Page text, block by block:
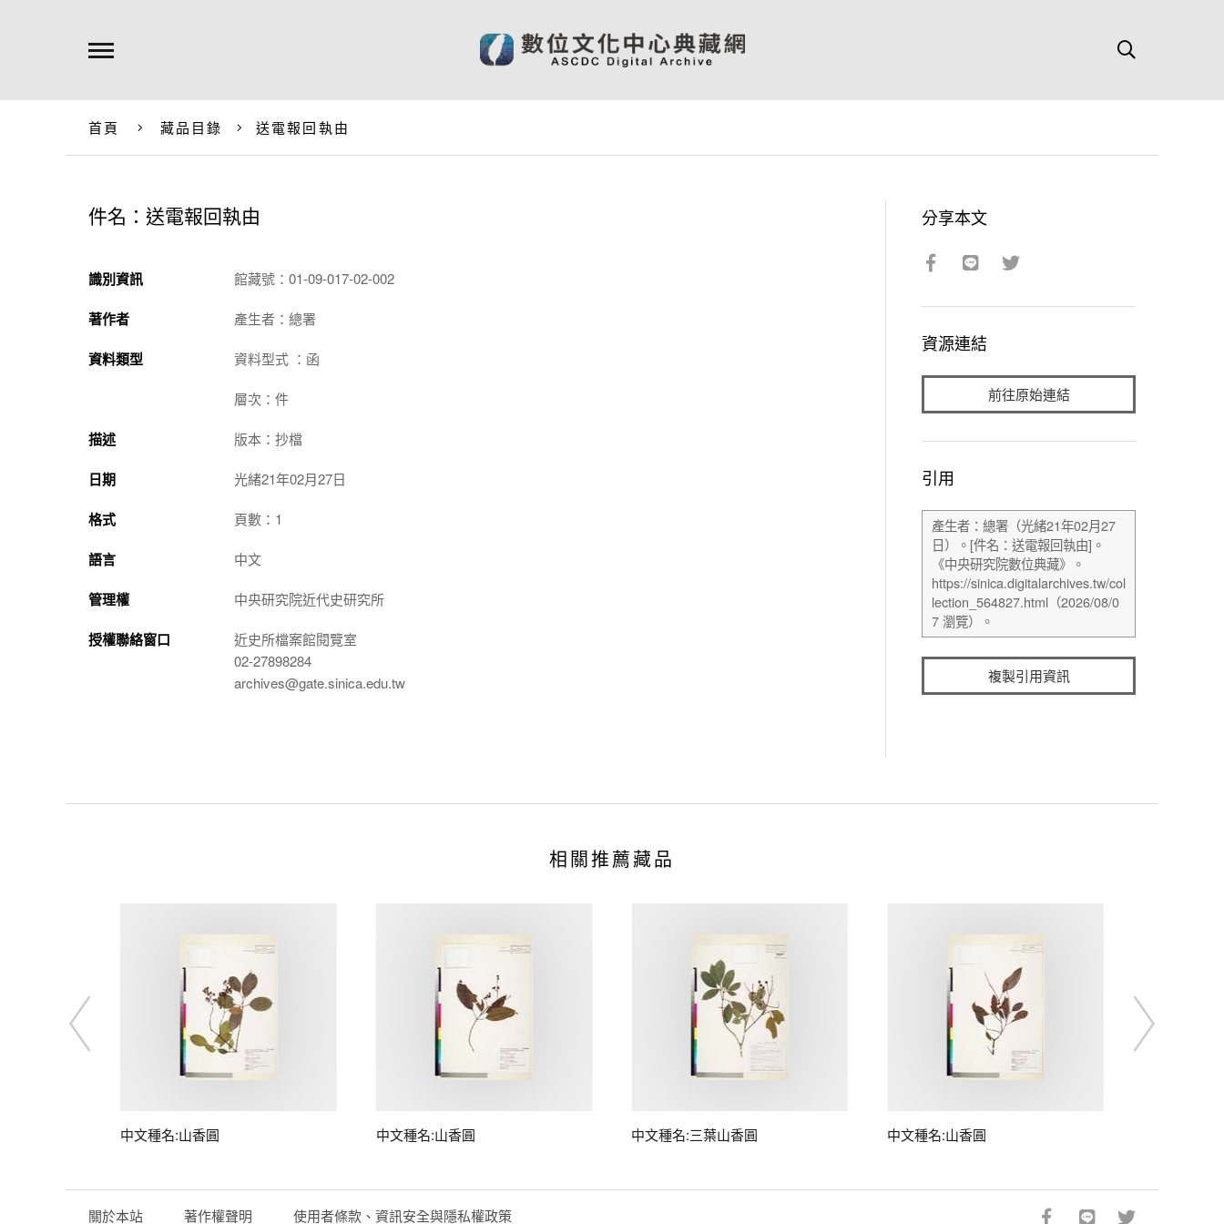
首頁 藏品目錄 送電報回執由
件名：送電報回執由
識別資訊 館藏號：01-09-017-02-002
著作者 產生者：總署
資料類型 資料型式 ：函
層次：件
描述 版本：抄檔
日期 光緒21年02月27日
格式 頁數：1
語言 中文
管理權 中央研究院近代史研究所
授權聯絡窗口
近史所檔案館閱覽室
02-27898284
archives@gate.sinica.edu.tw
分享本文
資源連結
前往原始連結
引用
複製引用資訊
相關推薦藏品
中文種名:山香圓 中文種名:山香圓 中文種名:三葉山香圓 中文種名:山香圓
關於本站 著作權聲明 使用者條款、資訊安全與隱私權政策